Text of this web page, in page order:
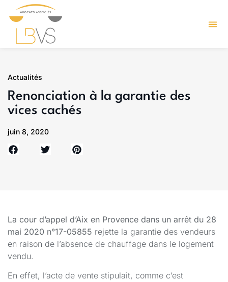
Actualités
Renonciation à la garantie des
vices cachés
juin 8, 2020
La cour d’appel d’Aix en Provence dans un arrêt du 28
mai 2020 n°17-05855 rejette la garantie des vendeurs
en raison de l’absence de chauffage dans le logement
vendu.
En effet, l’acte de vente stipulait, comme c’est